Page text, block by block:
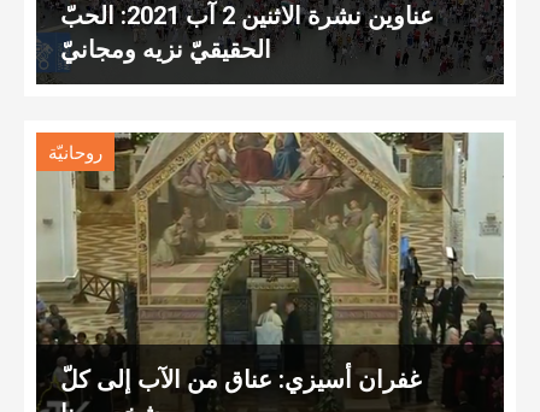
عناوين نشرة الاثنين 2 آب 2021: الحبّ
الحقيقيّ نزيه ومجانيّ
روحانيّة
غفران أسيزي: عناق من الآب إلى كلّ